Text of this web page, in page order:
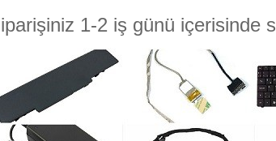
1-2 iş günü içerisinde